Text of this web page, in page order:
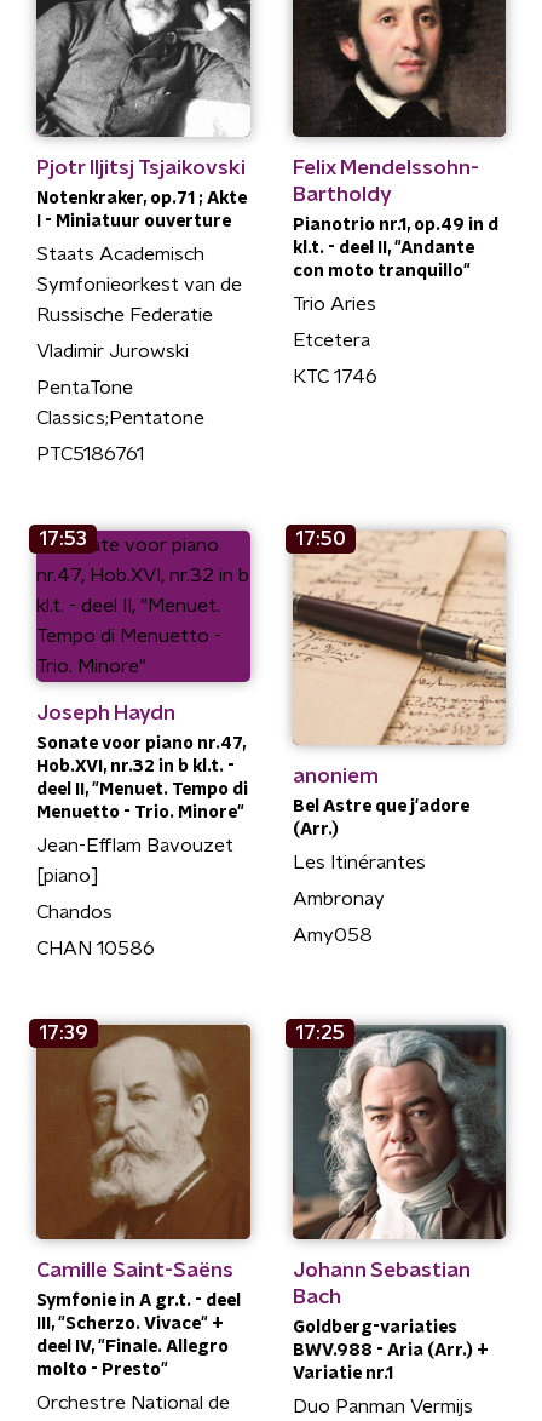
Pjotr Iljitsj Tsjaikovski
Notenkraker, op.71 ; Akte
I - Miniatuur ouverture
Staats Academisch
Symfonieorkest van de
Russische Federatie
Vladimir Jurowski
PentaTone
Classics;Pentatone
PTC5186761
Felix Mendelssohn-
Bartholdy
Pianotrio nr.1, op.49 in d
kl.t. - deel II, "Andante
con moto tranquillo"
Trio Aries
Etcetera
KTC 1746
17:53
Joseph Haydn
Sonate voor piano nr.47,
Hob.XVI, nr.32 in b kl.t. -
deel II, "Menuet. Tempo di
Menuetto - Trio. Minore"
Jean-Efflam Bavouzet
[piano]
Chandos
CHAN 10586
17:50
anoniem
Bel Astre que j'adore
(Arr.)
Les Itinérantes
Ambronay
Amy058
17:39
Camille Saint-Saëns
Symfonie in A gr.t. - deel
III, "Scherzo. Vivace" +
deel IV, "Finale. Allegro
molto - Presto"
Orchestre National de
17:25
Johann Sebastian
Bach
Goldberg-variaties
BWV.988 - Aria (Arr.) +
Variatie nr.1
Duo Panman Vermijs